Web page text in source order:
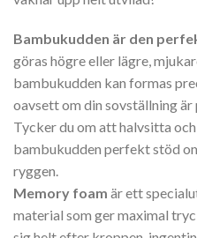
Bambukudden är den
göras högre eller lägre,
bambukudden kan formas
oavsett om din sovställning är
Tycker du om att halvsitta och
bambukudden perfekt stöd
ryggen.
Memory foam är ett
material som ger maximal